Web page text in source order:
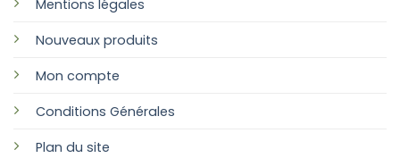
Mentions légales
Nouveaux produits
Mon compte
Conditions Générales
Plan du site